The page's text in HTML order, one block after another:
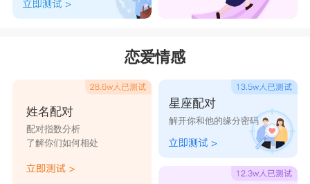
恋爱情感
姓名配对
配对指数分析
了解你们如何相处
星座配对
解开你和他的缘分密码